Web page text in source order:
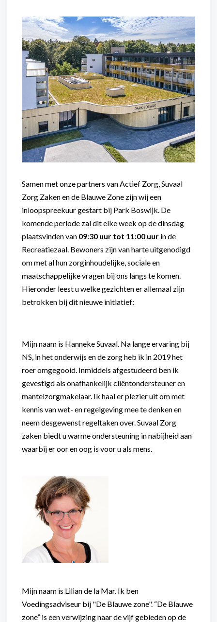
Diensten voor
organisaties
Maaltijdondersteuning
Mantelzorger van de zaak
Altijd in de buurt
Snel geregeld
Samen met onze partners van Actief Zorg, Suvaal
Zorg Zaken en de Blauwe Zone zijn wij een
inloopspreekuur gestart bij Park Boswijk. De
komende periode zal dit elke week op de dinsdag
plaatsvinden van 09:30 uur tot 11:00 uur in de
Recreatiezaal. Bewoners zijn van harte uitgenodigd
om met al hun zorginhoudelijke, sociale en
maatschappelijke vragen bij ons langs te komen.
Hieronder leest u welke gezichten er allemaal zijn
betrokken bij dit nieuwe initiatief:
Mijn naam is Hanneke Suvaal. Na lange ervaring bij
NS, in het onderwijs en de zorg heb ik in 2019 het
roer omgegooid. Inmiddels afgestudeerd ben ik
gevestigd als onafhankelijk cliëntondersteuner en
mantelzorgmakelaar. Ik haal er plezier uit om met
kennis van wet- en regelgeving mee te denken en
neem desgewenst regeltaken over. Suvaal Zorg
zaken biedt u warme ondersteuning in nabijheid aan
waarbij er oor en oog is voor u als mens.
Mijn naam is Lilian de la Mar. Ik ben
Voedingsadviseur bij "De Blauwe zone". “De Blauwe
zone” is een verwijzing naar de vijf gebieden op de